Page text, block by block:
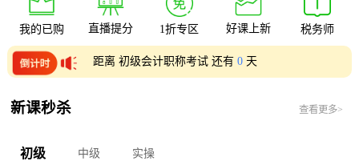
我的已购 直播提分 1折专区 好课上新 税务师
距离 初级会计职称考试 还有0 天
新课秒杀 查看更多>
初级 中级 实操